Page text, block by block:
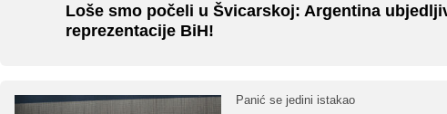
Loše smo počeli u Švicarskoj: Argentina
reprezentacije BiH!
Panić se jedini istakao